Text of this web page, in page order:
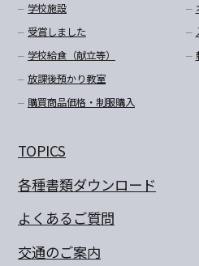
学校施設
受賞しました
学校給食（献立等）
放課後預かり教室
購買商品価格・制服購入
TOPICS
各種書類ダウンロード
よくあるご質問
交通のご案内